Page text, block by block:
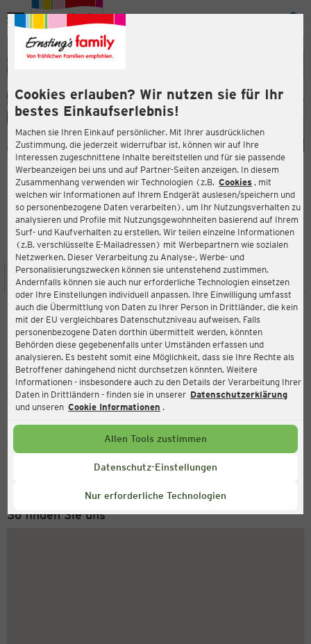
Cookies erlauben? Wir nutzen sie für Ihr
bestes Einkaufserlebnis!
Machen sie Ihren Einkauf persönlicher. Mit Ihrer ausdrücklichen
Zustimmung, die jederzeit widerrufbar ist, können wir auf Ihre
Interessen zugeschnittene Inhalte bereitstellen und für sie passende
Werbeanzeigen bei uns und auf Partner-Seiten anzeigen. In diesem
Zusammenhang verwenden wir Technologien (z.B. Cookies , mit
welchen wir Informationen auf Ihrem Endgerät auslesen/speichern und
so personenbezogene Daten verarbeiten), um Ihr Nutzungsverhalten zu
analysieren und Profile mit Nutzungsgewohnheiten basierend auf Ihrem
Surf- und Kaufverhalten zu erstellen. Wir teilen einzelne Informationen
(z.B. verschlüsselte E-Mailadressen) mit Werbepartnern wie sozialen
Netzwerken. Dieser Verarbeitung zu Analyse-, Werbe- und
Personalisierungszwecken können sie untenstehend zustimmen.
Andernfalls können sie auch nur erforderliche Technologien einsetzen
oder Ihre Einstellungen individuell anpassen. Ihre Einwilligung umfasst
auch die Übermittlung von Daten zu Ihrer Person in Drittländer, die kein
mit der EU vergleichbares Datenschutzniveau aufweisen. Falls
personenbezogene Daten dorthin übermittelt werden, könnten
Behörden diese gegebenenfalls unter Umständen erfassen und
analysieren. Es besteht somit eine Möglichkeit, dass sie Ihre Rechte als
Betroffener dahingehend nicht durchsetzen könnten. Weitere
Informationen - insbesondere auch zu den Details der Verarbeitung Ihrer
Daten in Drittländern - finden sie in unserer Datenschutzerklärung
und unseren Cookie Informationen .
Allen Tools zustimmen
Datenschutz-Einstellungen
Nur erforderliche Technologien
Menü
ERNSTING'S FAMILY FILIALE
Bramscher Straße 14
49593 Bersenbrück
4,0
Bewertung:
STANDORT SERVICES SORTIMENT AKTIONEN
Ernsting's family
Bramscher Straße 14, 49593 Bersenbrück
Aktuell:
Geschlossen
Service Hotline
+43 (0) 1 2675 502
So finden Sie uns